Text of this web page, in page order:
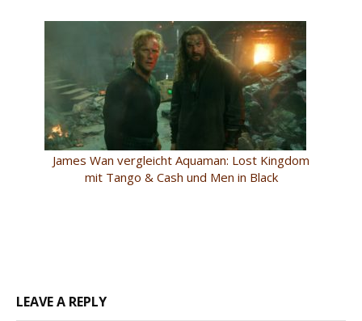
James Wan vergleicht Aquaman: Lost Kingdom
mit Tango & Cash und Men in Black
LEAVE A REPLY